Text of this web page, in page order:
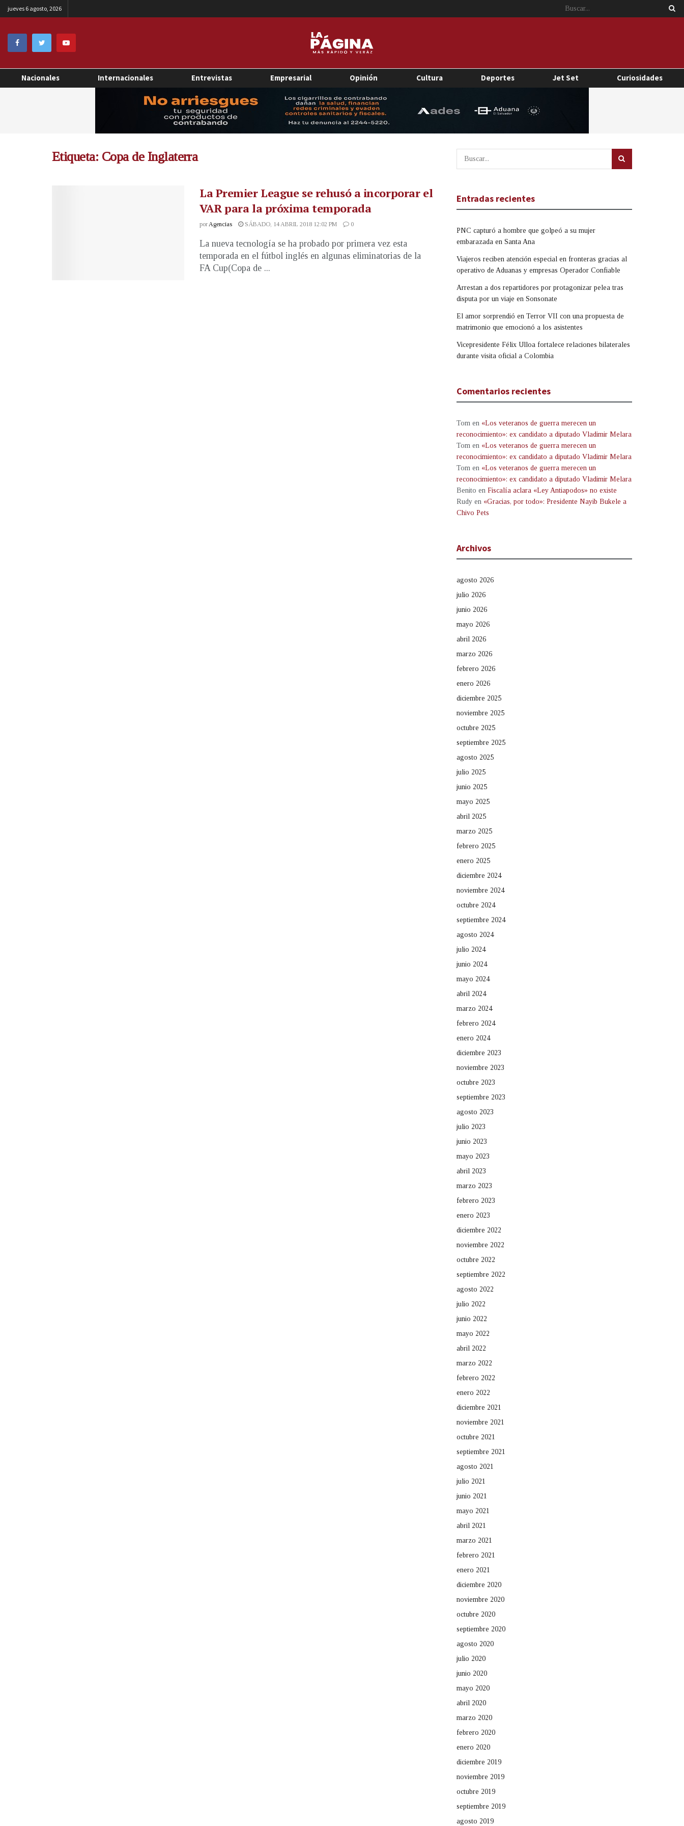
jueves 6 agosto, 2026
Nacionales Internacionales Entrevistas Empresarial Opinión Cultura Deportes Jet Set Curiosidades
Etiqueta: Copa de Inglaterra
La Premier League se rehusó a incorporar el
VAR para la próxima temporada
porAgencias SÁBADO, 14 ABRIL 2018 12:02 PM 0
La nueva tecnología se ha probado por primera vez esta
temporada en el fútbol inglés en algunas eliminatorias de la
FA Cup(Copa de ...
Entradas recientes
PNC capturó a hombre que golpeó a su mujer
embarazada en Santa Ana
Viajeros reciben atención especial en fronteras gracias al
operativo de Aduanas y empresas Operador Confiable
Arrestan a dos repartidores por protagonizar pelea tras
disputa por un viaje en Sonsonate
El amor sorprendió en Terror VII con una propuesta de
matrimonio que emocionó a los asistentes
Vicepresidente Félix Ulloa fortalece relaciones bilaterales
durante visita oficial a Colombia
Comentarios recientes
Tom en «Los veteranos de guerra merecen un
reconocimiento»: ex candidato a diputado Vladimir Melara
Tom en «Los veteranos de guerra merecen un
reconocimiento»: ex candidato a diputado Vladimir Melara
Tom en «Los veteranos de guerra merecen un
reconocimiento»: ex candidato a diputado Vladimir Melara
Benito en Fiscalía aclara «Ley Antiapodos» no existe
Rudy en «Gracias, por todo»: Presidente Nayib Bukele a
Chivo Pets
Archivos
agosto 2026
julio 2026
junio 2026
mayo 2026
abril 2026
marzo 2026
febrero 2026
enero 2026
diciembre 2025
noviembre 2025
octubre 2025
septiembre 2025
agosto 2025
julio 2025
junio 2025
mayo 2025
abril 2025
marzo 2025
febrero 2025
enero 2025
diciembre 2024
noviembre 2024
octubre 2024
septiembre 2024
agosto 2024
julio 2024
junio 2024
mayo 2024
abril 2024
marzo 2024
febrero 2024
enero 2024
diciembre 2023
noviembre 2023
octubre 2023
septiembre 2023
agosto 2023
julio 2023
junio 2023
mayo 2023
abril 2023
marzo 2023
febrero 2023
enero 2023
diciembre 2022
noviembre 2022
octubre 2022
septiembre 2022
agosto 2022
julio 2022
junio 2022
mayo 2022
abril 2022
marzo 2022
febrero 2022
enero 2022
diciembre 2021
noviembre 2021
octubre 2021
septiembre 2021
agosto 2021
julio 2021
junio 2021
mayo 2021
abril 2021
marzo 2021
febrero 2021
enero 2021
diciembre 2020
noviembre 2020
octubre 2020
septiembre 2020
agosto 2020
julio 2020
junio 2020
mayo 2020
abril 2020
marzo 2020
febrero 2020
enero 2020
diciembre 2019
noviembre 2019
octubre 2019
septiembre 2019
agosto 2019